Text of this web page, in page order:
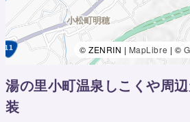
© ZENRIN | MapLibre | ©
湯の里小町温泉しこくや周
装